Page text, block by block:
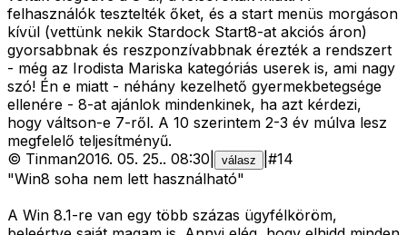
felhasználók tesztelték őket, és a start menüs morgáson
kívül (vettünk nekik Stardock Start8-at akciós áron)
gyorsabbnak és reszponzívabbnak érezték a rendszert
- még az Irodista Mariska kategóriás userek is, ami nagy
szó! Én e miatt - néhány kezelhető gyermekbetegsége
ellenére - 8-at ajánlok mindenkinek, ha azt kérdezi,
hogy váltson-e 7-ről. A 10 szerintem 2-3 év múlva lesz
megfelelő teljesítményű.
© Tinman2016. 05. 25.. 08:30 válasz #14
"Win8 soha nem lett használható"
A Win 8.1-re van egy több százas ügyfélköröm,